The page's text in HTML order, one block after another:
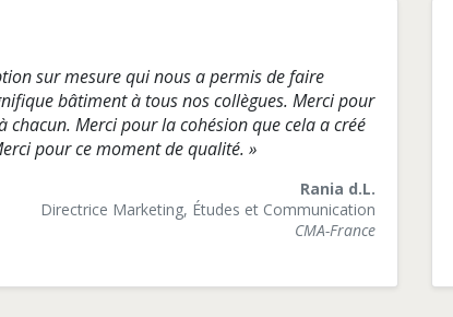
sur mesure qui nous a permis de faire
bâtiment à tous nos collègues. Merci pour
chacun. Merci pour la cohésion que cela a créé
pour ce moment de qualité. »
Rania d.L.
Directrice Marketing, Études et Communication
CMA-France